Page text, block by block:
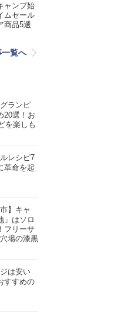
ャンプ始
ムセール
商品5選
一覧へ
ランピ
20選！お
を楽しも
レシピ7
革命を起
】キャ
」はソロ
フリーサ
場の漆黒
は安い
すすめの